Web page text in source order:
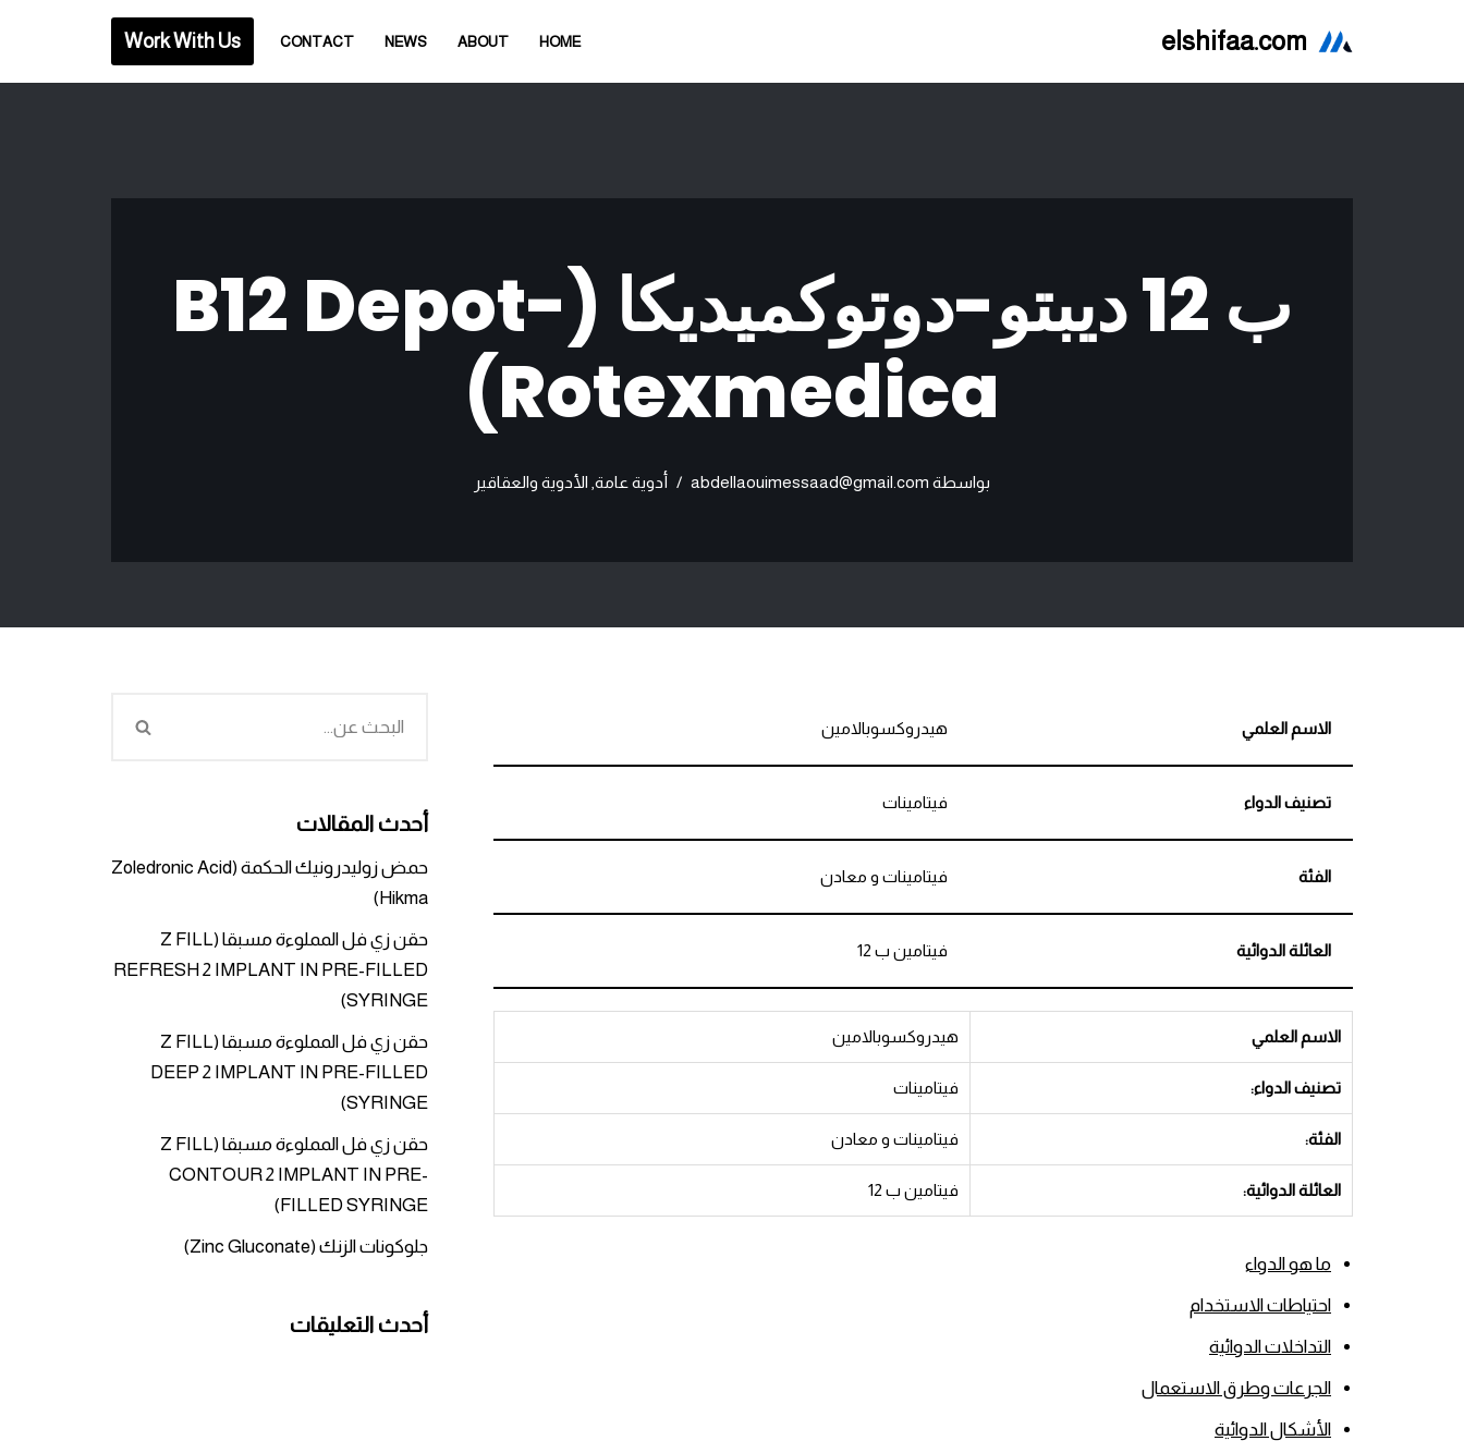
elshifaa.com
HOME
ABOUT
NEWS
CONTACT
Work With Us
ب 12 ديبتو-دوتوكميديكا (B12 Depot-
Rotexmedica)
بواسطة abdellaouimessaad@gmail.com أدوية عامة الأدوية والعقاقير
الاسم العلمي هيدروكسوبالامين
تصنيف الدواء فيتامينات
الفئة فيتامينات و معادن
العائلة الدوائية فيتامين ب 12
الاسم العلمي هيدروكسوبالامين
تصنيف الدواء: فيتامينات
الفئة: فيتامينات و معادن
العائلة الدوائية: فيتامين ب 12
ما هو الدواء
احتياطات الاستخدام
التداخلات الدوائية
الجرعات وطرق الاستعمال
الأشكال الدوائية
أحدث المقالات
حمض زوليدرونيك الحكمة (Zoledronic Acid
Hikma)
حقن زي فل المملوءة مسبقا (Z FILL
REFRESH 2 IMPLANT IN PRE-FILLED
SYRINGE)
حقن زي فل المملوءة مسبقا (Z FILL
DEEP 2 IMPLANT IN PRE-FILLED
SYRINGE)
حقن زي فل المملوءة مسبقا (Z FILL
CONTOUR 2 IMPLANT IN PRE-
FILLED SYRINGE)
جلوكونات الزنك (Zinc Gluconate)
أحدث التعليقات